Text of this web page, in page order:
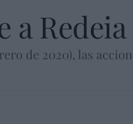
a Redeia
de 2020), las